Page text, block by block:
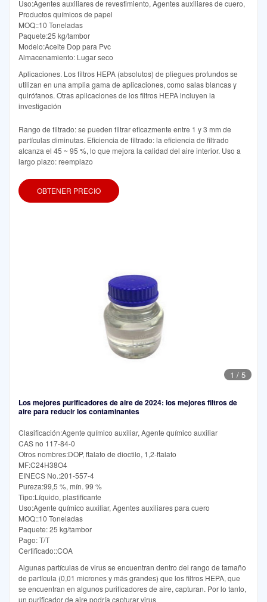
Uso:Agentes auxiliares de revestimiento, Agentes auxiliares de cuero,
Productos químicos de papel
MOQ::10 Toneladas
Paquete:25 kg/tambor
Modelo:Aceite Dop para Pvc
Almacenamiento: Lugar seco
Aplicaciones. Los filtros HEPA (absolutos) de pliegues profundos se
utilizan en una amplia gama de aplicaciones, como salas blancas y
quirófanos. Otras aplicaciones de los filtros HEPA incluyen la
investigación
Rango de filtrado: se pueden filtrar eficazmente entre 1 y 3 mm de
partículas diminutas. Eficiencia de filtrado: la eficiencia de filtrado
alcanza el 45 ~ 95 %, lo que mejora la calidad del aire interior. Uso a
largo plazo: reemplazo
OBTENER PRECIO
1 / 5
Los mejores purificadores de aire de 2024: los mejores filtros de
aire para reducir los contaminantes
Clasificación:Agente químico auxiliar, Agente químico auxiliar
CAS no 117-84-0
Otros nombres:DOP, ftalato de dioctilo, 1,2-ftalato
MF:C24H38O4
EINECS No.:201-557-4
Pureza:99,5 %, mín. 99 %
Tipo:Líquido, plastificante
Uso:Agente químico auxiliar, Agentes auxiliares para cuero
MOQ::10 Toneladas
Paquete: 25 kg/tambor
Pago: T/T
Certificado::COA
Algunas partículas de virus se encuentran dentro del rango de tamaño
de partícula (0,01 micrones y más grandes) que los filtros HEPA, que
se encuentran en algunos purificadores de aire, capturan. Por lo tanto,
un purificador de aire podría capturar virus